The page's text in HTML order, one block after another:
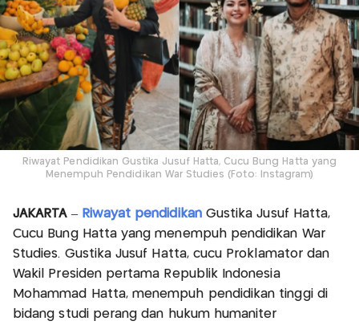
Riwayat Pendidikan Gustika Jusuf Hatta, Cucu Bung Hatta yang
Menempuh Pendidikan War Studies (Foto: Instagram)
JAKARTA– Riwayat pendidikanGustika Jusuf Hatta,
Cucu Bung Hatta yang menempuh pendidikan War
Studies. Gustika Jusuf Hatta, cucu Proklamator dan
Wakil Presiden pertama Republik Indonesia
Mohammad Hatta, menempuh pendidikan tinggi di
bidang studi perang dan hukum humaniter